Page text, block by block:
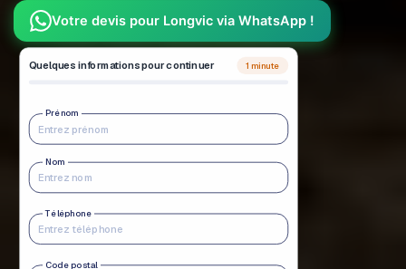
Votre devis pour Longvic via WhatsApp !